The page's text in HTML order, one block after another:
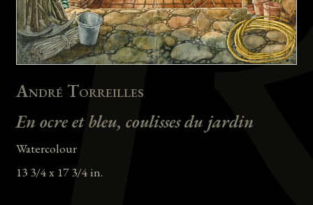
André Torreilles
En ocre et bleu, coulisses du jardin
Watercolour
13 3/4 x 17 3/4 in.